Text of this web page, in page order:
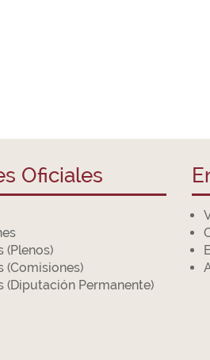
Oficiales
(Plenos)
(Comisiones)
(Diputación Permanente)